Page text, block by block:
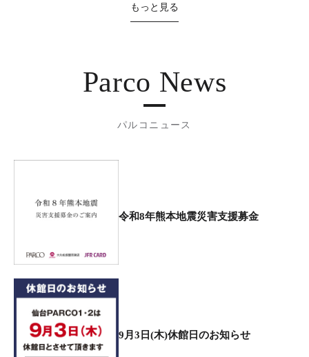
もっと見る
Parco News
パルコニュース
令和8年熊本地震災害支援募金
9月3日(木)休館日のお知らせ